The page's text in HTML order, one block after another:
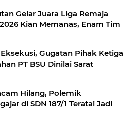
Gelar Juara Liga Remaja
Kian Memanas, Enam Tim
Gugatan Pihak Ketiga
PT BSU Dinilai Sarat
Hilang, Polemik
di SDN 187/1 Teratai Jadi